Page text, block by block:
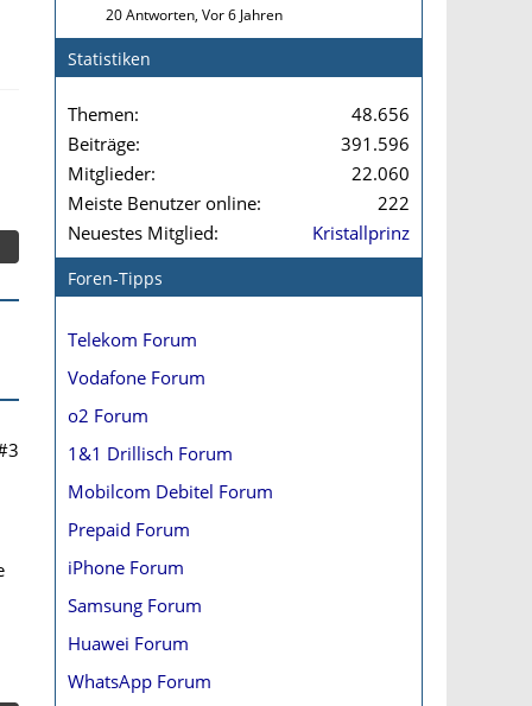
20 Antworten, Vor 6 Jahren
Statistiken
Themen
48.656
Beiträge
391.596
Mitglieder
22.060
Meiste Benutzer online
222
Neuestes Mitglied
Kristallprinz
Foren-Tipps
Telekom Forum
Vodafone Forum
o2 Forum
1&1 Drillisch Forum
Mobilcom Debitel Forum
Prepaid Forum
iPhone Forum
Samsung Forum
Huawei Forum
WhatsApp Forum